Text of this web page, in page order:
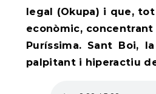
legal (Okupa) i que,
econòmic,
Puríssima. Sant Boi,
palpitant i hiperactiu